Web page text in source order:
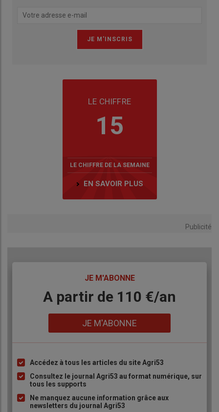
LE CHIFFRE
15
LE CHIFFRE DE LA SEMAINE
EN SAVOIR PLUS
Publicité
JE M'ABONNE
BodyA partir de 110 €/an
JE M'ABONNE
Liste
à
puce
Accédez à tous les articles du site Agri53
Consultez le journal Agri53 au format numérique, sur
tous les supports
Ne manquez aucune information grâce aux
newsletters du journal Agri53